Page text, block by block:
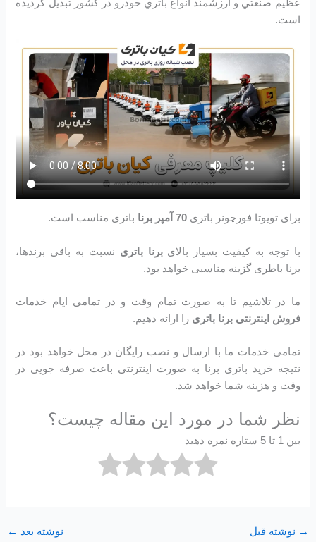
عظيم صنعتي و ارزشمند انواع باتري خودرو در کشور تبديل گرديده
است.
برای تویوتا فورچونر باتری70 آمپر برنا باتری مناسب است.
با توجه به کیفیت بسیار بالایبرنا باتری نسبت به باقی برندها،
برنا باطری گزینه مناسبی خواهد بود.
ما در تلاشیم تا به صورت تمام وقت و در تمامی ایام خدمات
فروش اینترنتی برنا باتری را ارائه دهیم.
تمامی خدمات ما با ارسال و نصب رایگان در محل خواهد بود در
نتیجه خرید باتری برنا به صورت اینترنتی باعث صرفه جویی در
وقت و هزینه شما خواهد شد.
نظر شما در مورد این مقاله چیست؟
بین 1 تا 5 ستاره نمره دهید
→ نوشته قبل نوشته بعد ←